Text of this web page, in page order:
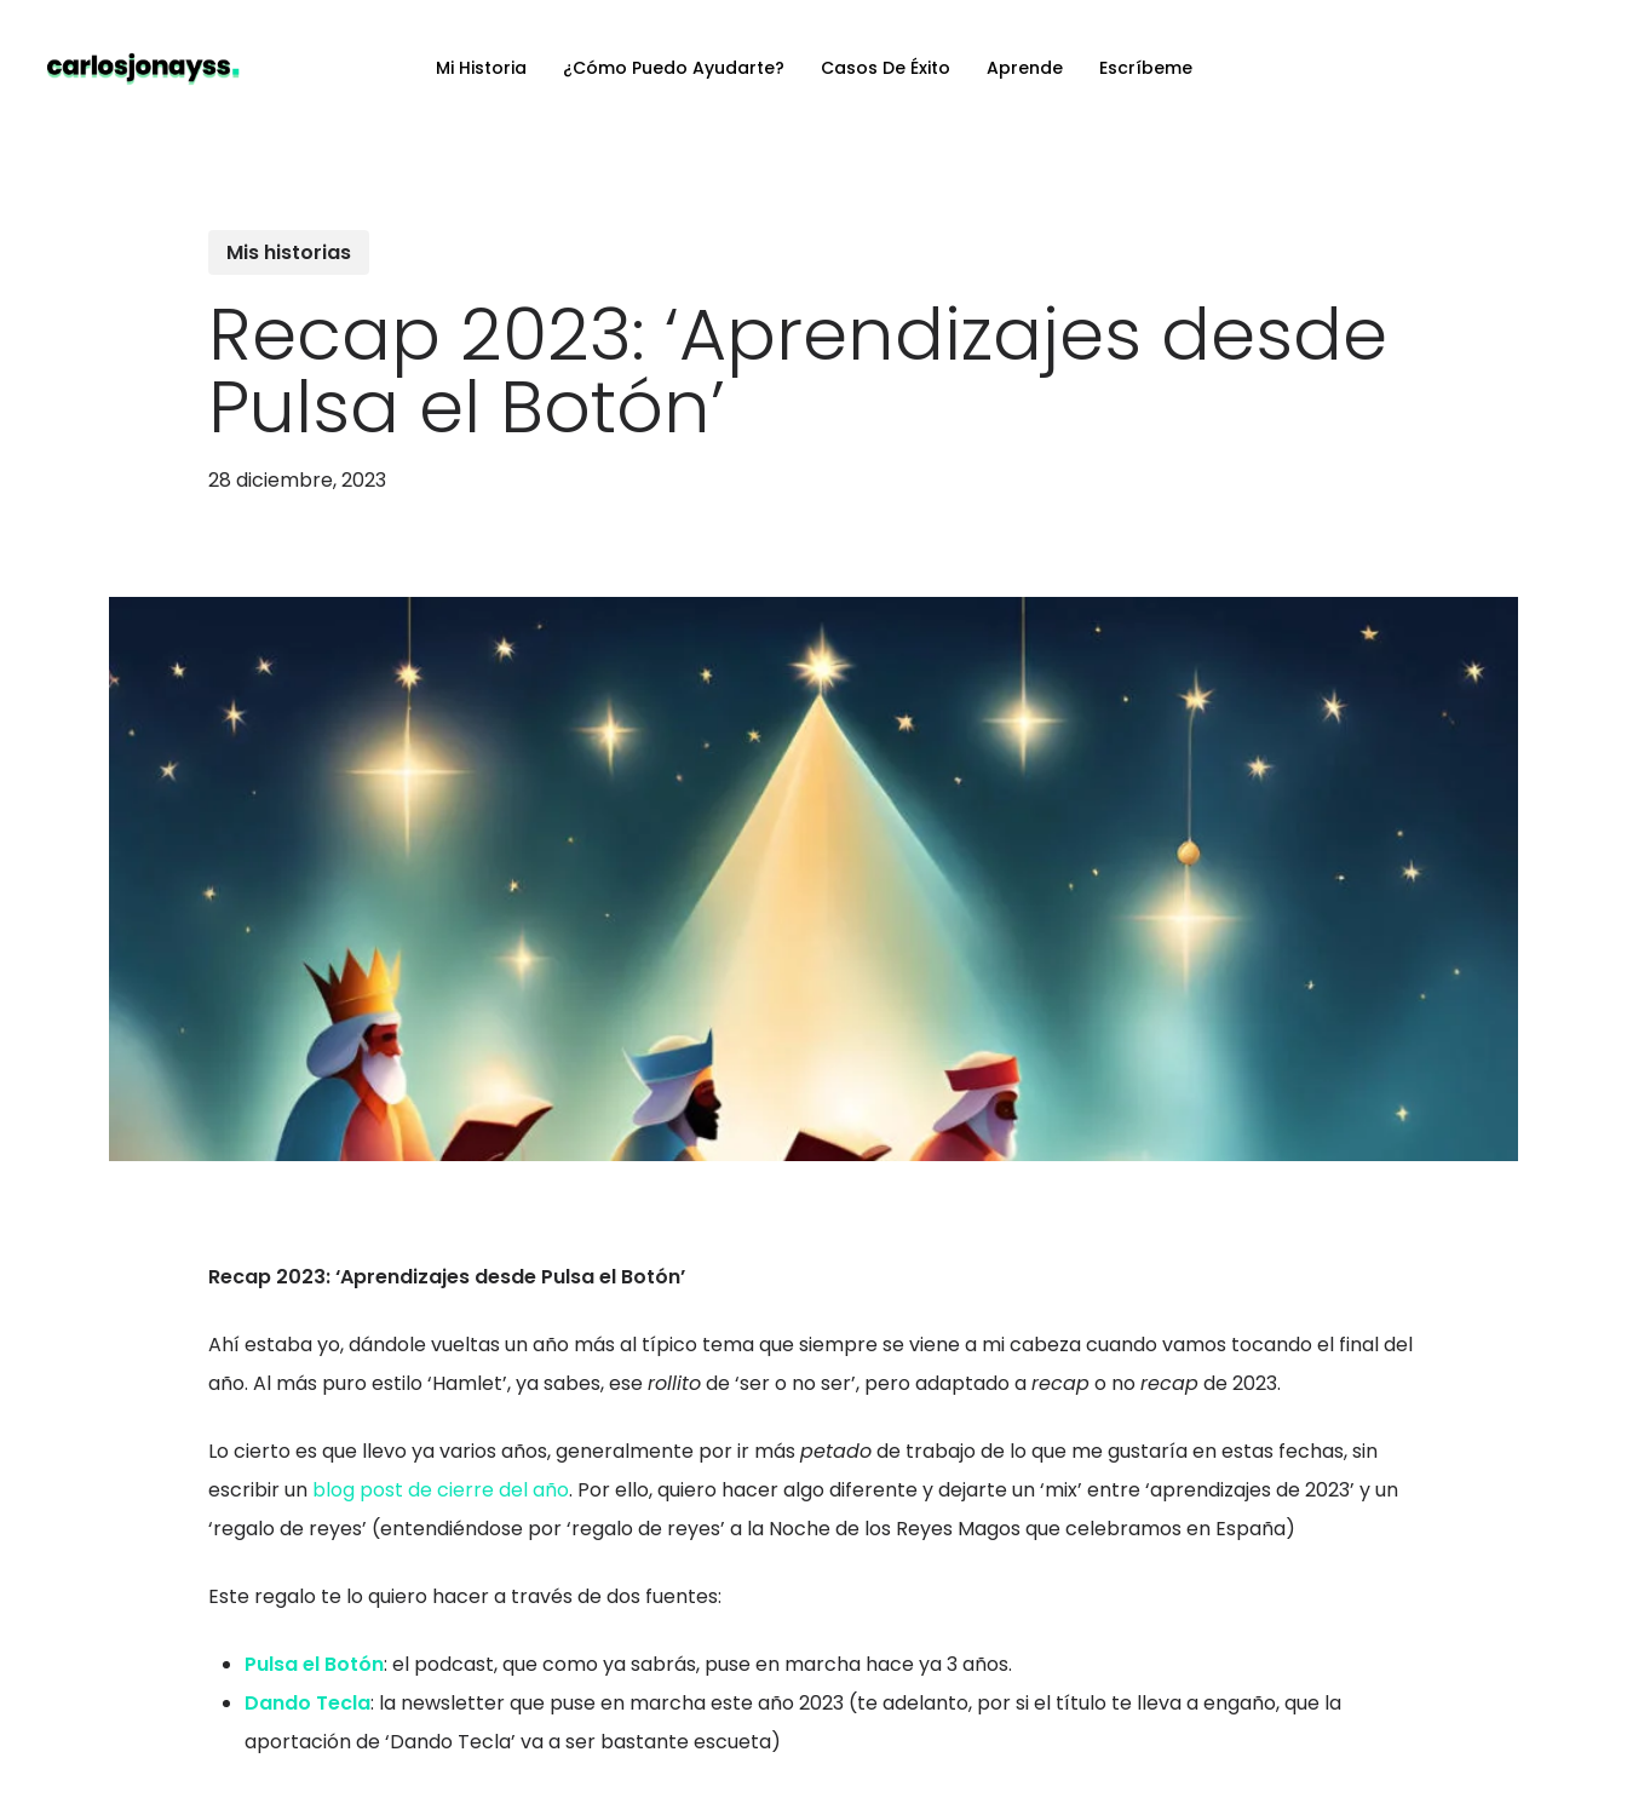
Mi Historia ¿Cómo Puedo Ayudarte? Casos De Éxito Aprende Escríbeme
Mis historias
Recap 2023: ‘Aprendizajes desde
Pulsa el Botón’
28 diciembre, 2023
Recap 2023: ‘Aprendizajes desde Pulsa el Botón’
Ahí estaba yo, dándole vueltas un año más al típico tema que siempre se viene a mi cabeza cuando vamos tocando el final del
año. Al más puro estilo ‘Hamlet’, ya sabes, eserollitode ‘ser o no ser’, pero adaptado arecapo norecapde 2023.
Lo cierto es que llevo ya varios años, generalmente por ir más petadode trabajo de lo que me gustaría en estas fechas, sin
escribir un blog post de cierre del año. Por ello, quiero hacer algo diferente y dejarte un ‘mix’ entre ‘aprendizajes de 2023’ y un
‘regalo de reyes’ (entendiéndose por ‘regalo de reyes’ a la Noche de los Reyes Magos que celebramos en España)
Este regalo te lo quiero hacer a través de dos fuentes:
Pulsa el Botón: el podcast, que como ya sabrás, puse en marcha hace ya 3 años.
Dando Tecla: la newsletter que puse en marcha este año 2023 (te adelanto, por si el título te lleva a engaño, que la
aportación de ‘Dando Tecla’ va a ser bastante escueta)